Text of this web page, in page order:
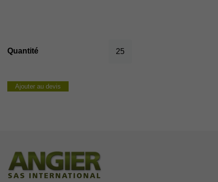
Ajouter au devis